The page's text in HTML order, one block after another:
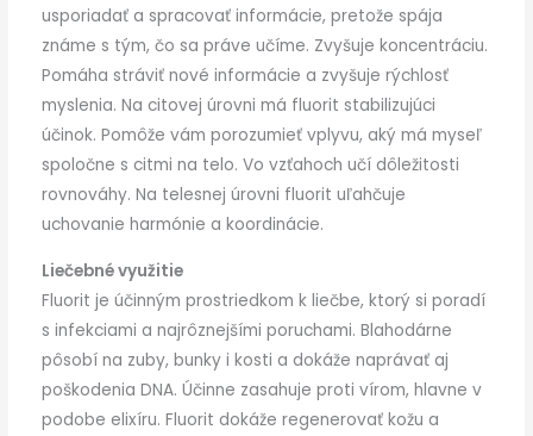
usporiadať a spracovať informácie, pretože spája
známe s tým, čo sa práve učíme. Zvyšuje koncentráciu.
Pomáha stráviť nové informácie a zvyšuje rýchlosť
myslenia. Na citovej úrovni má fluorit stabilizujúci
účinok. Pomôže vám porozumieť vplyvu, aký má myseľ
spoločne s citmi na telo. Vo vzťahoch učí dôležitosti
rovnováhy. Na telesnej úrovni fluorit uľahčuje
uchovanie harmónie a koordinácie.
Liečebné využitie
Fluorit je účinným prostriedkom k liečbe, ktorý si poradí
s infekciami a najrôznejšími poruchami. Blahodárne
pôsobí na zuby, bunky i kosti a dokáže naprávať aj
poškodenia DNA. Účinne zasahuje proti vírom, hlavne v
podobe elixíru. Fluorit dokáže regenerovať kožu a